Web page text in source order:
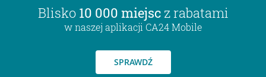
Blisko 10 000 miejsc z rabatami
w naszej aplikacji CA24 Mobile
SPRAWDŹ